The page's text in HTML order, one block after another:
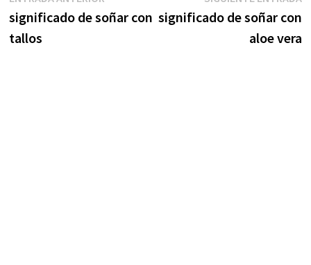
de
anterior:
significado de soñar con
tallos
significado de soñar con
aloe vera